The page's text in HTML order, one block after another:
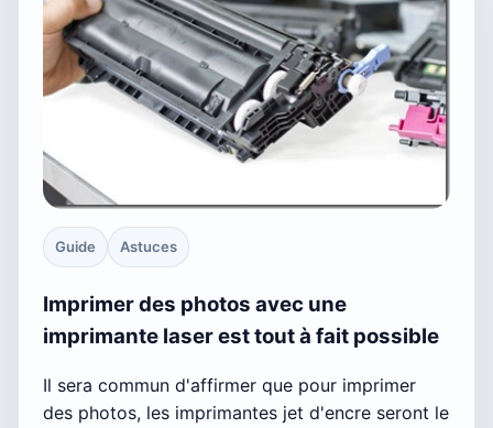
Guide Astuces
Imprimer des photos avec une
imprimante laser est tout à fait possible
Il sera commun d'affirmer que pour imprimer
des photos, les imprimantes jet d'encre seront le